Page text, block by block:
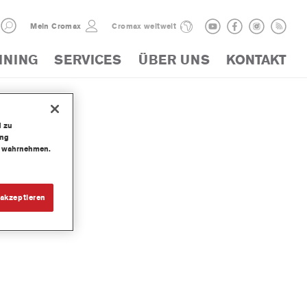
Mein Cromax Cromax weltweit
SERVICES ÜBER UNS KONTAKT
zu